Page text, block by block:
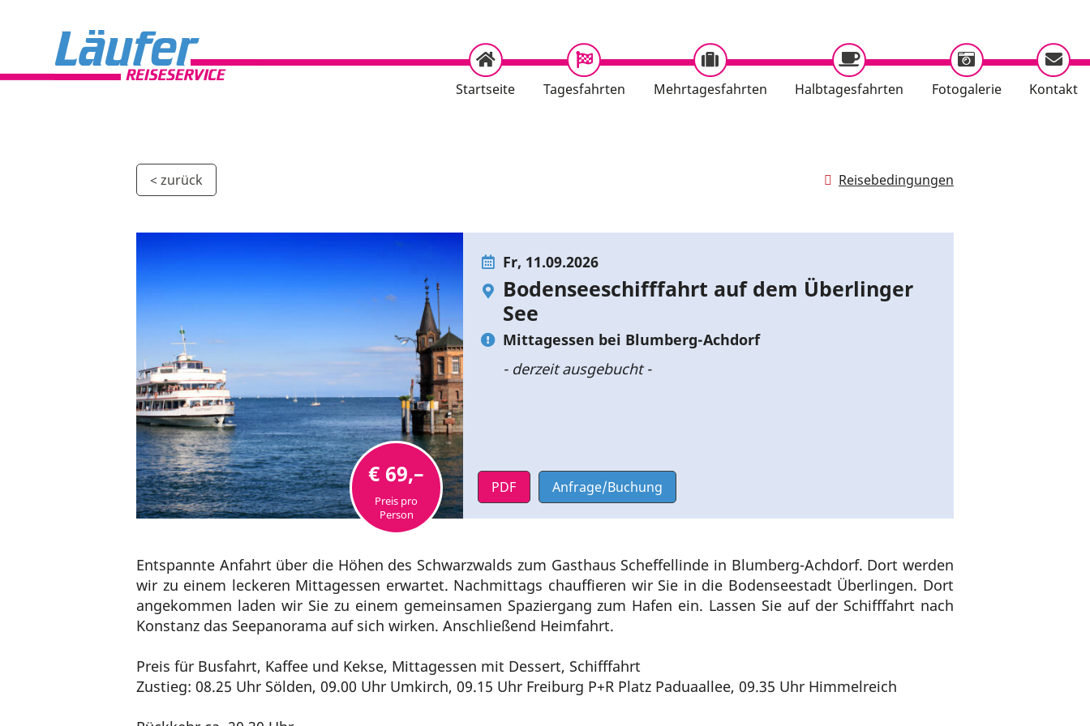
Startseite Tagesfahrten Mehrtagesfahrten Halbtagesfahrten Fotogalerie Kontakt
< zurück Reisebedingungen
€ 69,–
Preis pro
Person
Fr, 11.09.2026
Bodenseeschifffahrt auf dem Überlinger
See
Mittagessen bei Blumberg-Achdorf
- derzeit ausgebucht -
PDF Anfrage/Buchung
Entspannte Anfahrt über die Höhen des Schwarzwalds zum Gasthaus Scheffellinde in Blumberg-Achdorf. Dort werden
wir zu einem leckeren Mittagessen erwartet. Nachmittags chauffieren wir Sie in die Bodenseestadt Überlingen. Dort
angekommen laden wir Sie zu einem gemeinsamen Spaziergang zum Hafen ein. Lassen Sie auf der Schifffahrt nach
Konstanz das Seepanorama auf sich wirken. Anschließend Heimfahrt.
Preis für Busfahrt, Kaffee und Kekse, Mittagessen mit Dessert, Schifffahrt
Zustieg: 08.25 Uhr Sölden, 09.00 Uhr Umkirch, 09.15 Uhr Freiburg P+R Platz Paduaallee, 09.35 Uhr Himmelreich